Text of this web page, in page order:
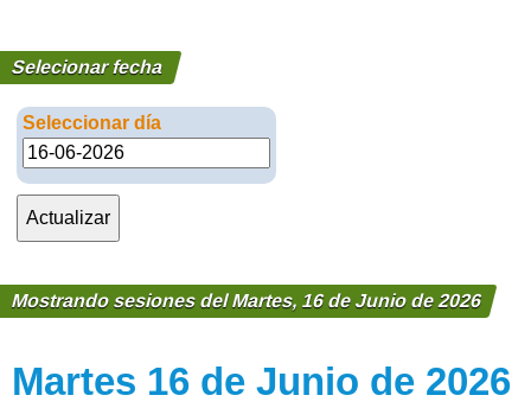
Selecionar fecha
Seleccionar día
Mostrando sesiones del Martes, 16 de Junio de 2026
Martes 16 de Junio de 2026